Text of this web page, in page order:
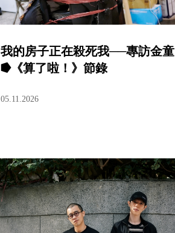
我的房子正在殺死我──專訪金童
⭓《算了啦！》節錄
05.11.2026